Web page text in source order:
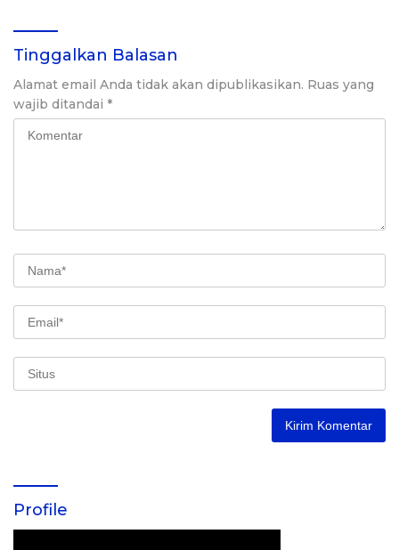
Tinggalkan Balasan
Alamat email Anda tidak akan dipublikasikan. Ruas yang
wajib ditandai *
Profile